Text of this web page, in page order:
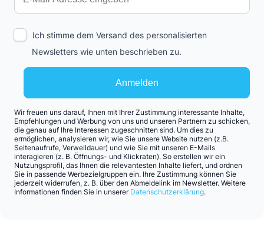
Anmelden
Ich stimme dem Versand des personalisierten
Newsletters wie unten beschrieben zu.
Wir freuen uns darauf, Ihnen mit Ihrer Zustimmung interessante Inhalte,
Empfehlungen und Werbung von uns und unseren Partnern zu schicken,
die genau auf Ihre Interessen zugeschnitten sind. Um dies zu
ermöglichen, analysieren wir, wie Sie unsere Website nutzen (z.B.
Seitenaufrufe, Verweildauer) und wie Sie mit unseren E-Mails
interagieren (z. B. Öffnungs- und Klickraten). So erstellen wir ein
Nutzungsprofil, das Ihnen die relevantesten Inhalte liefert, und ordnen
Sie in passende Werbezielgruppen ein. Ihre Zustimmung können Sie
jederzeit widerrufen, z. B. über den Abmeldelink im Newsletter. Weitere
Informationen finden Sie in unserer Datenschutzerklärung.